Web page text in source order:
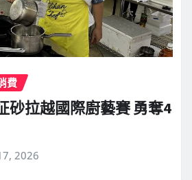
費
砂拉越國際廚藝賽 勇奪4
2026